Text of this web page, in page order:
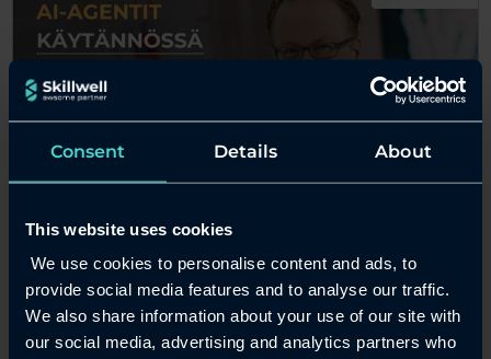
Consent Details About
This website uses cookies
We use cookies to personalise content and ads, to
provide social media features and to analyse our traffic.
We also share information about your use of our site with
our social media, advertising and analytics partners who
AWS Asiantuntija Tekoäly
AI-agentit käytännössä – havaintoja
teollisuuden demoista
AI-agentit ovat siirtymässä teoriasta
käytäntöön – teollisuuden demoissa ne